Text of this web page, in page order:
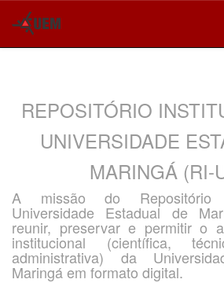
REPOSITÓRIO
UNIVERSIDADE
MARINGÁ (RI-
A missão do Repositório
Universidade Estadual de
reunir, preservar e permitir o
institucional (científica,
administrativa) da
Maringá em formato digital.